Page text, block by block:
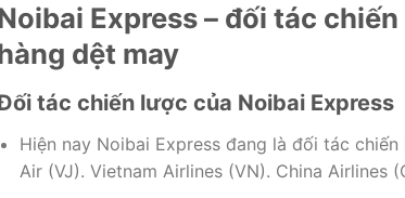
Express – đối tác
dệt may
tác chiến lược của Noibai Express
Hiện nay Noibai Express đang là đối tác
Air (VJ). Vietnam Airlines (VN). China Airlines